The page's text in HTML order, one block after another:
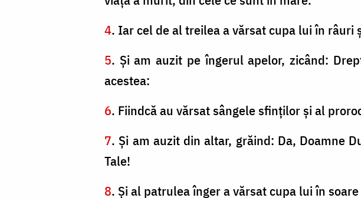
4. Iar cel de al treilea a vărsat cupa lui în
5. Şi am auzit pe îngerul apelor, zicând:
acestea:
6. Fiindcă au vărsat sângele sfinţilor şi al
7. Şi am auzit din altar, grăind: Da, Doamne
Tale!
8. Şi al patrulea înger a vărsat cupa lui în